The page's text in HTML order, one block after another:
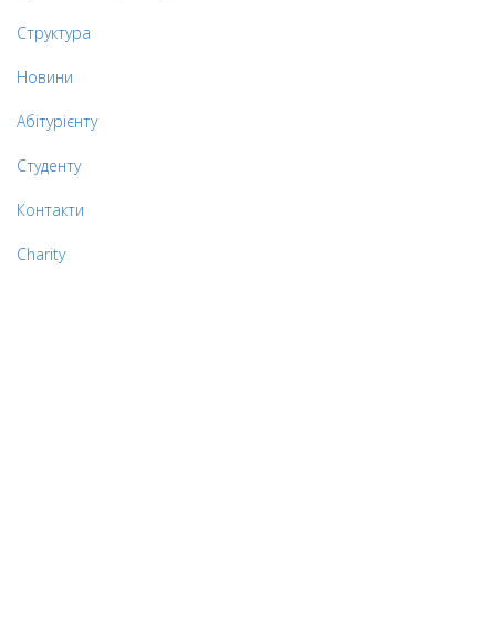
Структура
Новини
Абітурієнту
Студенту
Контакти
Charity